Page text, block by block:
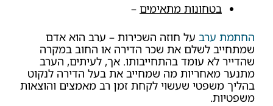
בטחונות מתאימים –
החתמת ערב על חוזה השכירות – ערב הוא אדם
שמתחייב לשלם את שכר הדירה או החוב במקרה
שהדייר לא עומד בהתחייבותו. אך, לעיתים, הערב
מתנער מאחריות מה שמחייב את בעל הדירה לנקוט
בהליך משפטי שעשוי לקחת זמן רב מאמצים והוצאות
משפטיות.